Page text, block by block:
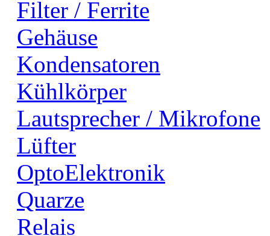
Filter / Ferrite
Gehäuse
Kondensatoren
Kühlkörper
Lautsprecher / Mikrofone
Lüfter
OptoElektronik
Quarze
Relais